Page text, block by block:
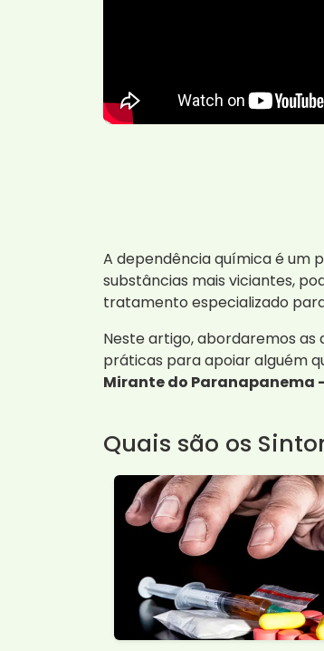
A dependência química é um
substâncias mais viciantes,
tratamento especializado
Neste artigo, abordaremos
práticas para apoiar alguém
Mirante do Paranapanema -
Quais são os